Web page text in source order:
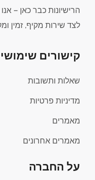
הרישיונות כבר כאן –
לצד שירות מקיף, זמין
קישורים
שאלות ותשובות
מדיניות פרטיות
מאמרים
מאמרים אחרונים
על החברה